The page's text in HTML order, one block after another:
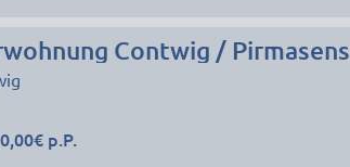
Contwig / Pirmasens
p.P.